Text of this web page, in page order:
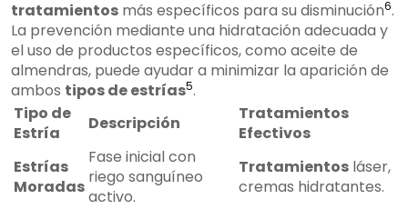
tratamientos más específicos para su disminución6.
La prevención mediante una hidratación adecuada y
el uso de productos específicos, como aceite de
almendras, puede ayudar a minimizar la aparición de
ambos tipos de estrías5.
Tipo de
Estría
Descripción
Tratamientos
Efectivos
Estrías
Moradas
Fase inicial con
riego sanguíneo
activo.
Tratamientos láser,
cremas hidratantes.